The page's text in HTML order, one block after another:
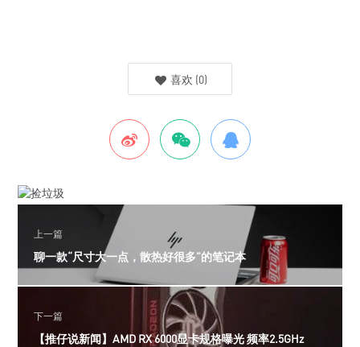
喜欢 (0)
上一篇
聊一款“尺寸大一点，散热好很多”的笔记本
下一篇
【推仔说新闻】AMD RX 6000显卡规格曝光 频率2.5GHz